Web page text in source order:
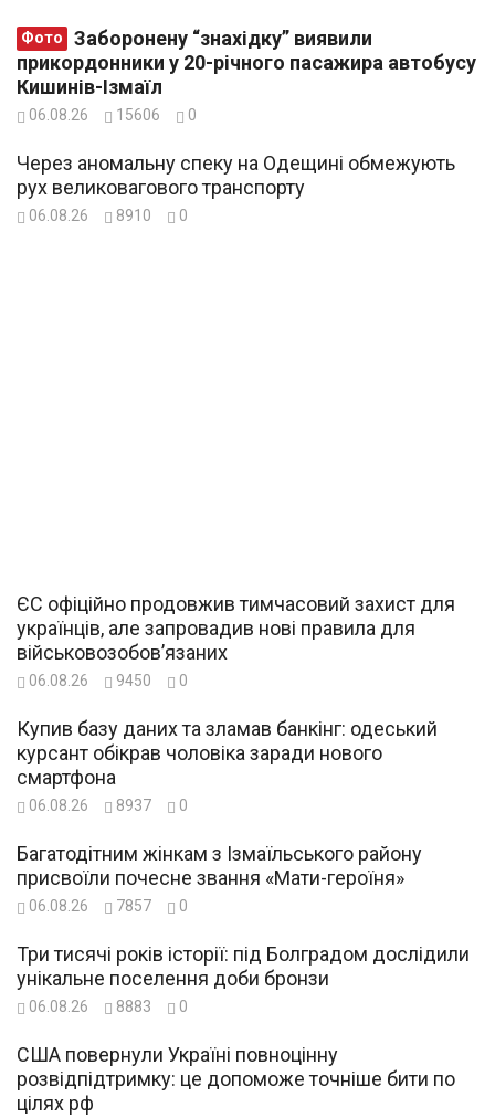
Фото
прикордонники у 20-річного пасажира автобусу
Кишинів-Ізмаїл
06.08.26 15606 0
Через аномальну спеку на Одещині обмежують
рух великовагового транспорту
06.08.26 8910 0
ЄС офіційно продовжив тимчасовий захист для
українців, але запровадив нові правила для
військовозобов’язаних
06.08.26 9450 0
Купив базу даних та зламав банкінг: одеський
курсант обікрав чоловіка заради нового
смартфона
06.08.26 8937 0
Багатодітним жінкам з Ізмаїльського району
присвоїли почесне звання «Мати-героїня»
06.08.26 7857 0
Три тисячі років історії: під Болградом дослідили
унікальне поселення доби бронзи
06.08.26 8883 0
США повернули Україні повноцінну
розвідпідтримку: це допоможе точніше бити по
цілях рф